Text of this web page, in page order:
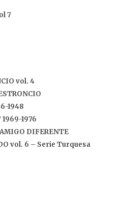
7
vol. 4
1948
1969-1976
DIFERENTE
vol. 6 – Serie Turquesa